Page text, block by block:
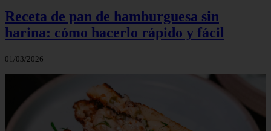
Receta de pan de hamburguesa sin
harina: cómo hacerlo rápido y fácil
01/03/2026